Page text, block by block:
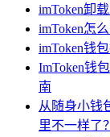
imToken卸
imToken怎
imToken钱
ImToken钱
南
从随身小钱
里不一样了？